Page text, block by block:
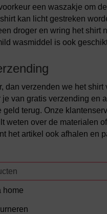
een waszakje om
kan licht gestreken
droger en wring het shirt
wasmiddel is ook
dan verzenden we het shirt
van gratis verzending en
geld terug. Onze
weten over de materialen
het artikel ook afhalen en
home